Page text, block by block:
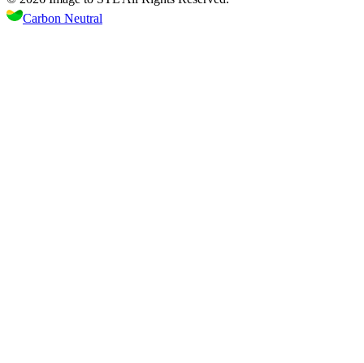
Carbon Neutral